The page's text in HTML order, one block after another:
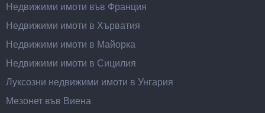
Недвижими имоти във Франция
Недвижими имоти в Хърватия
Недвижими имоти в Майорка
Недвижими имоти в Сицилия
Луксозни недвижими имоти в Унгария
Мезонет във Виена